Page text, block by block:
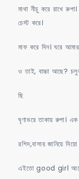
মাথা নীচু করে রাখে
চেস্ট করে।
মাফ করে দিন। ঘরে
ও তাই, বাচ্চা আছে? চলুন
ছি
ঘৃণাভরে তাকায় রুপা। এক
রশিদ,বাসায় জানিয়ে
এইতো good girl